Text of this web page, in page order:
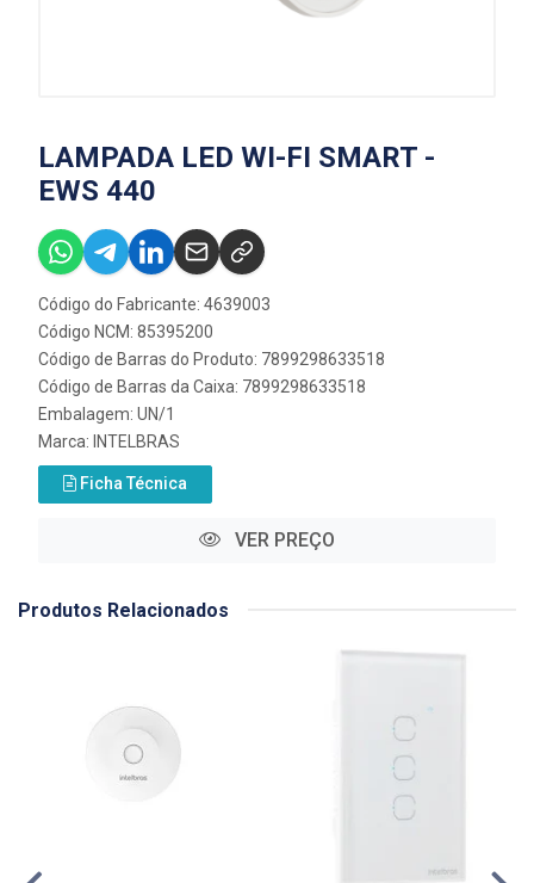
LAMPADA LED WI-FI SMART -
EWS 440
Código do Fabricante: 4639003
Código NCM: 85395200
Código de Barras do Produto: 7899298633518
Código de Barras da Caixa: 7899298633518
Embalagem: UN/1
Marca: INTELBRAS
Ficha Técnica
VER PREÇO
Produtos Relacionados